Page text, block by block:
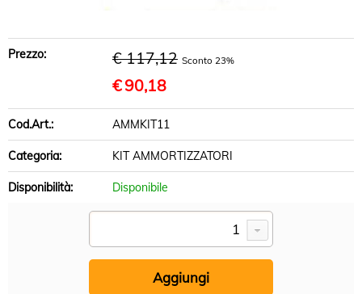
INFO UTILI
Prezzo: € 117,12 Sconto 23%
€90,18
Cod.Art.: AMMKIT11
Categoria: KIT AMMORTIZZATORI
Disponibilità: Disponibile